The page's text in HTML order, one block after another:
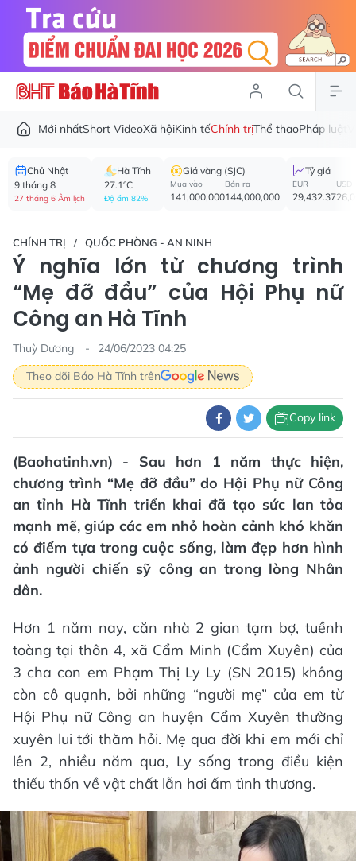
Mới nhấtShort VideoXã hộiKinh tếChính trịThể thaoPháp luật
Chủ Nhật
9 tháng 8
27 tháng 6 Âm lịch
Hà Tĩnh
27.1°C
Độ ẩm 82%
Giá vàng (SJC)
Mua vào
141,000,000
Bán ra
144,000,000
Tỷ giá
EUR
29,432.37
USD
CHÍNH TRỊ QUỐC PHÒNG - AN NINH
Ý nghĩa lớn từ chương trình
“Mẹ đỡ đầu” của Hội Phụ nữ
Công an Hà Tĩnh
Thuỳ Dương
24/06/2023 04:25
Theo dõi Báo Hà Tĩnh trên
Copy link
(Baohatinh.vn) - Sau hơn 1 năm thực hiện,
chương trình “Mẹ đỡ đầu” do Hội Phụ nữ Công
an tỉnh Hà Tĩnh triển khai đã tạo sức lan tỏa
mạnh mẽ, giúp các em nhỏ hoàn cảnh khó khăn
có điểm tựa trong cuộc sống, làm đẹp hơn hình
ảnh người chiến sỹ công an trong lòng Nhân
dân.
Hơn 1 năm nay, căn nhà 2 gian tạm bợ, tuềnh
toàng tại thôn 4, xã Cẩm Minh (Cẩm Xuyên) của
3 cha con em Phạm Thị Ly Ly (SN 2015) không
còn cô quạnh, bởi những “người mẹ” của em từ
Hội Phụ nữ Công an huyện Cẩm Xuyên thường
xuyên lui tới thăm hỏi. Mẹ qua đời khi em mới chỉ
lên 2, nhiều năm qua, Ly sống trong điều kiện
thiếu thốn về vật chất lẫn hơi ấm tình thương.